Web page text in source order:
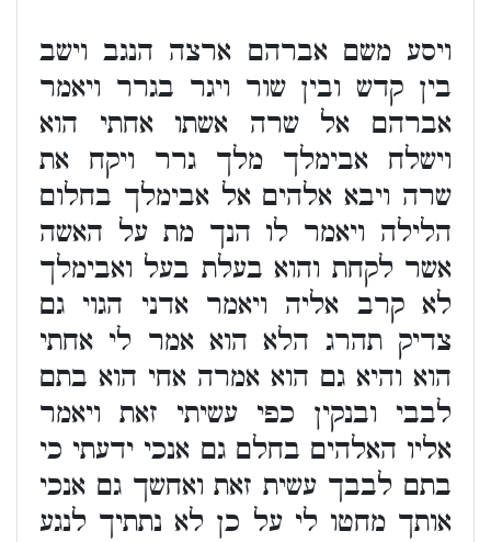
ויסע משם אברהם ארצה הנגב וישב
בין קדש ובין שור ויגר בגרר ויאמר
אברהם אל שרה אשתו אחתי הוא
וישלח אבימלך מלך גרר ויקח את
שרה ויבא אלהים אל אבימלך בחלום
הלילה ויאמר לו הנך מת על האשה
אשר לקחת והוא בעלת בעל ואבימלך
לא קרב אליה ויאמר אדני הגוי גם
צדיק תהרג הלא הוא אמר לי אחתי
הוא והיא גם הוא אמרה אחי הוא בתם
לבבי ובנקין כפי עשיתי זאת ויאמר
אליו האלהים בחלם גם אנכי ידעתי כי
בתם לבבך עשית זאת ואחשך גם אנכי
אותך מחטו לי על כן לא נתתיך לנגע